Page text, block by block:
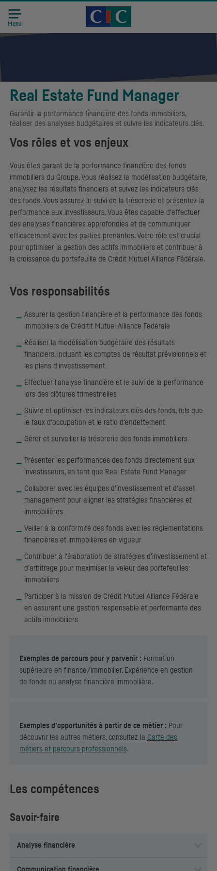
Accueil CIC Recrutement
Menu
Real Estate Fund Manager
Garantir la performance financière des fonds immobiliers,
réaliser des analyses budgétaires et suivre les indicateurs clés.
Vos rôles et vos enjeux
Vous êtes garant de la performance financière des fonds
immobiliers du Groupe. Vous réalisez la modélisation budgétaire,
analysez les résultats financiers et suivez les indicateurs clés
des fonds. Vous assurez le suivi de la trésorerie et présentez la
performance aux investisseurs. Vous êtes capable d'effectuer
des analyses financières approfondies et de communiquer
efficacement avec les parties prenantes. Votre rôle est crucial
pour optimiser la gestion des actifs immobiliers et contribuer à
la croissance du portefeuille de Crédit Mutuel Alliance Fédérale.
Vos responsabilités
Assurer la gestion financière et la performance des fonds
immobiliers de Créditit Mutuel Alliance Fédérale
Réaliser la modélisation budgétaire des résultats
financiers, incluant les comptes de résultat prévisionnels et
les plans d'investissement
Effectuer l'analyse financière et le suivi de la performance
lors des clôtures trimestrielles
Suivre et optimiser les indicateurs clés des fonds, tels que
le taux d'occupation et le ratio d'endettement
Gérer et surveiller la trésorerie des fonds immobiliers
Présenter les performances des fonds directement aux
investisseurs, en tant que Real Estate Fund Manager
Collaborer avec les équipes d'investissement et d'asset
management pour aligner les stratégies financières et
immobilières
Veiller à la conformité des fonds avec les réglementations
financières et immobilières en vigueur
Contribuer à l'élaboration de stratégies d'investissement et
d'arbitrage pour maximiser la valeur des portefeuilles
immobiliers
Participer à la mission de Crédit Mutuel Alliance Fédérale
en assurant une gestion responsable et performante des
actifs immobiliers
Exemples de parcours pour y parvenir : Formation
supérieure en finance/immobilier. Expérience en gestion
de fonds ou analyse financière immobilière.
Exemples d’opportunités à partir de ce métier : Pour
découvrir les autres métiers, consultez la Carte des
métiers et parcours professionnels.
Les compétences
Savoir-faire
Analyse financière